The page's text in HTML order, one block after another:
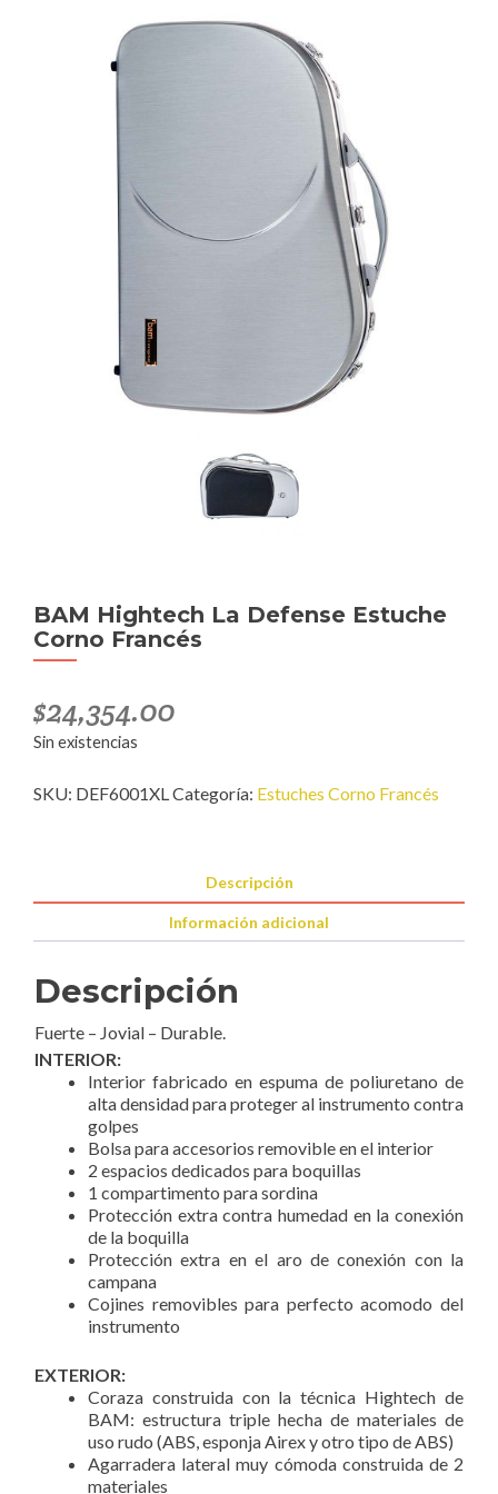
BAM Hightech La Defense Estuche
Corno Francés
$24,354.00
Sin existencias
SKU: DEF6001XLCategoría: Estuches Corno Francés
Descripción
Información adicional
Descripción
Fuerte – Jovial – Durable.
INTERIOR:
Interior fabricado en espuma de poliuretano de
alta densidad para proteger al instrumento contra
golpes
Bolsa para accesorios removible en el interior
2 espacios dedicados para boquillas
1 compartimento para sordina
Protección extra contra humedad en la conexión
de la boquilla
Protección extra en el aro de conexión con la
campana
Cojines removibles para perfecto acomodo del
instrumento
EXTERIOR:
Coraza construida con la técnica Hightech de
BAM: estructura triple hecha de materiales de
uso rudo (ABS, esponja Airex y otro tipo de ABS)
Agarradera lateral muy cómoda construida de 2
materiales